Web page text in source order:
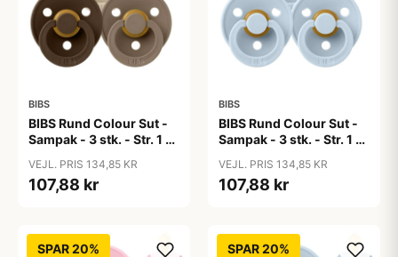
BIBS
BIBS Rund Colour Sut -
Sampak - 3 stk. - Str. 1 -
VEJL. PRIS 134,85 KR
107,88 kr
BIBS
BIBS Rund Colour Sut -
Sampak - 3 stk. - Str. 1 -
VEJL. PRIS 134,85 KR
107,88 kr
SPAR 20% SPAR 20%